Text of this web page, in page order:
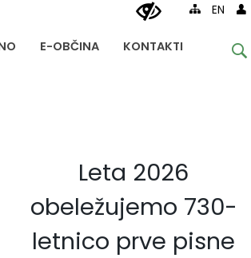
EN
E-OBČINA KONTAKTI
Leta 2026
obeležujemo 730-
letnico prve pisne